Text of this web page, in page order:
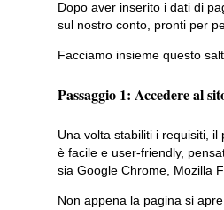
Dopo aver inserito i dati di
sul nostro conto, pronti per
Facciamo insieme questo
Passaggio 1: Accedere al
Una volta stabiliti i requisiti,
è facile e user-friendly,
sia Google Chrome, Mozilla
Non appena la pagina si